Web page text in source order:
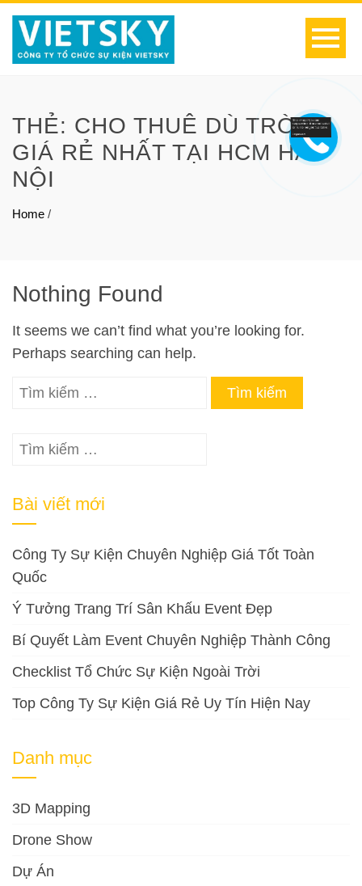
THẺ: CHO THUÊ DÙ TRÒN
GIÁ RẺ NHẤT TẠI HCM HÀ
NỘI
Home /
Nothing Found
It seems we can’t find what you’re looking for.
Perhaps searching can help.
Tìm
Tìm
Bài viết mới
Công Ty Sự Kiện Chuyên Nghiệp Giá Tốt Toàn
Quốc
Ý Tưởng Trang Trí Sân Khấu Event Đẹp
Bí Quyết Làm Event Chuyên Nghiệp Thành Công
Checklist Tổ Chức Sự Kiện Ngoài Trời
Top Công Ty Sự Kiện Giá Rẻ Uy Tín Hiện Nay
Danh mục
3D Mapping
Drone Show
Dự Án